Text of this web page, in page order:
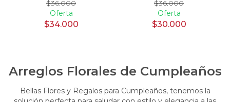
$36.000
Oferta
$34.000
$36.000
Oferta
$30.000
Arreglos Florales de Cumpleaños
Bellas Flores y Regalos para Cumpleaños, tenemos la